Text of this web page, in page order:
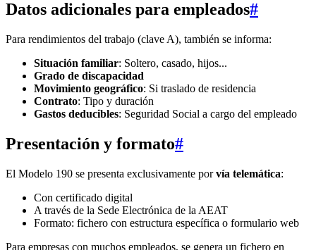
Datos adicionales para empleados#
Para rendimientos del trabajo (clave A), también se informa:
Situación familiar: Soltero, casado, hijos...
Grado de discapacidad
Movimiento geográfico: Si traslado de residencia
Contrato: Tipo y duración
Gastos deducibles: Seguridad Social a cargo del empleado
Presentación y formato#
El Modelo 190 se presenta exclusivamente porvía telemática:
Con certificado digital
A través de la Sede Electrónica de la AEAT
Formato: fichero con estructura específica o formulario web
Para empresas con muchos empleados, se genera un fichero en